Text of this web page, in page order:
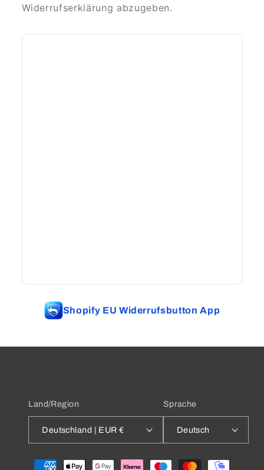
Widerrufserklärung abzugeben.
Shopify EU Widerrufsbutton App
Land/Region
Deutschland | EUR €
Sprache
Deutsch
Zahlungsmethoden